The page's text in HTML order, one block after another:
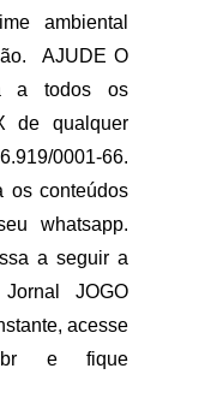
ambiental
AJUDE O
a todos os
de qualquer
0001-66.
os conteúdos
whatsapp.
a seguir a
JOGO
acesse
e fique